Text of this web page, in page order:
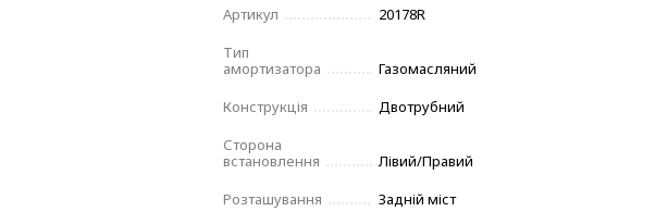
Артикул
20178R
Тип
амортизатора
Газомасляний
Конструкція
Двотрубний
Сторона
встановлення
Лівий/Правий
Розташування
Задній міст